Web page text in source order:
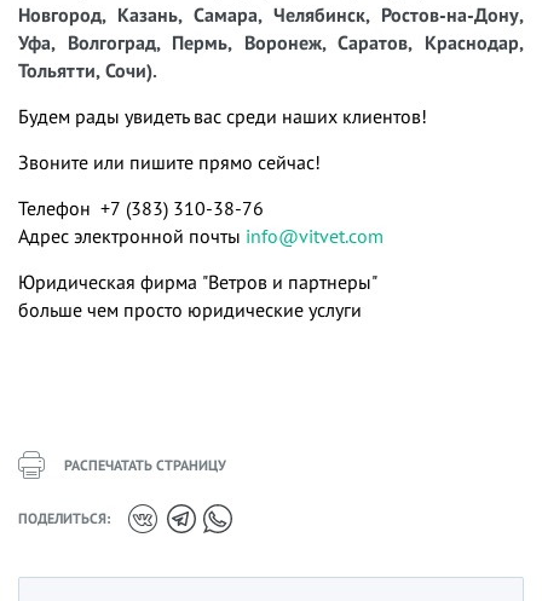
Новгород, Казань, Самара, Челябинск, Ростов-на-Дону,
Уфа, Волгоград, Пермь, Воронеж, Саратов, Краснодар,
Тольятти, Сочи).
Будем рады увидеть вас среди наших клиентов!
Звоните или пишите прямо сейчас!
Телефон +7 (383) 310-38-76
Адрес электронной почты info@vitvet.com
Юридическая фирма "Ветров и партнеры"
больше чем просто юридические услуги
РАСПЕЧАТАТЬ СТРАНИЦУ
ПОДЕЛИТЬСЯ: